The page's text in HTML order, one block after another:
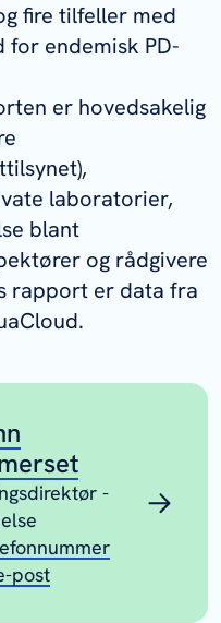
fire tilfeller med
for endemisk PD-
er hovedsakelig
laboratorier,
blant
og rådgivere
rapport er data fra
-
post